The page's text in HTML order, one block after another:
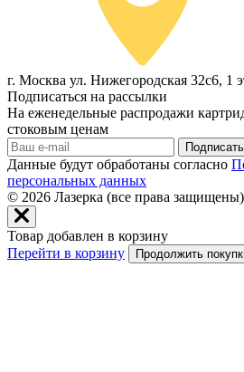
г. Москва ул. Нижегородская 32с6, 1
Подписаться на рассылки
На еженедельные распродажи
стоковым ценам
Данные будут обработаны согласно
персональных данных
© 2026 Лазерка (все права защищены)
Товар добавлен в корзину
Перейти в корзину
Продолжить